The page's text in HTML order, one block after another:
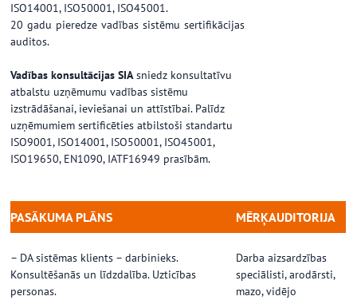
ISO14001, ISO50001, ISO45001.
20 gadu pieredze vadības sistēmu sertifikācijas
auditos.
Vadības konsultācijas SIAsniedz konsultatīvu
atbalstu uzņēmumu vadības sistēmu
izstrādāšanai, ieviešanai un attīstībai. Palīdz
uzņēmumiem sertificēties atbilstoši standartu
ISO9001, ISO14001, ISO50001, ISO45001,
ISO19650, EN1090, IATF16949 prasībām.
PASĀKUMA PLĀNS MĒRĶAUDITORIJA
– DA sistēmas klients – darbinieks.
Konsultēšanās un līdzdalība. Uzticības
personas.
Darba aizsardzības
speciālisti, arodārsti,
mazo, vidējo